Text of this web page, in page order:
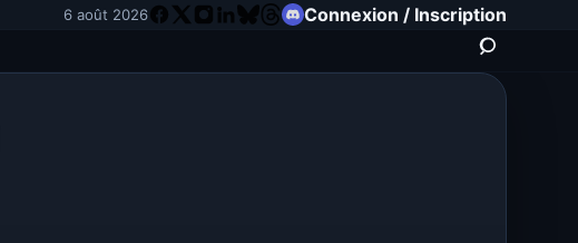
6 août 2026 Connexion / Inscription